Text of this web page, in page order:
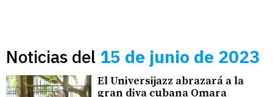
Noticias del 15 de junio de 2023
El Universijazz abrazará a la
gran diva cubana Omara